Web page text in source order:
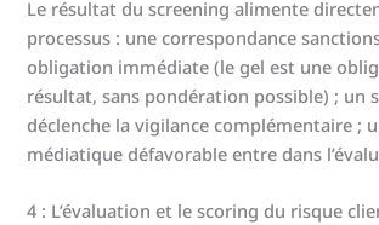
Le résultat du screening alimente
processus : une correspondance
obligation immédiate (le gel est une
résultat, sans pondération possible) ; un
déclenche la vigilance complémentaire ;
médiatique défavorable entre dans
4 : L’évaluation et le scoring du risque